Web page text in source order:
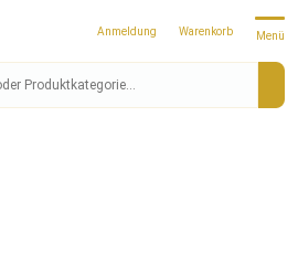
Anmeldung Warenkorb Menü